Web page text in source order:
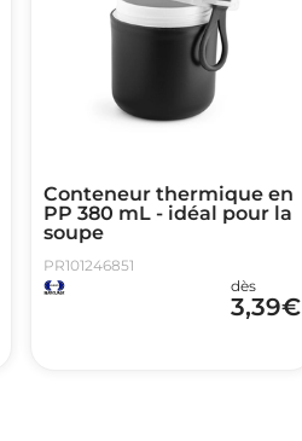
Conteneur thermique en
PP 380 mL - idéal pour la
soupe
PR101246851
dès
3,39€